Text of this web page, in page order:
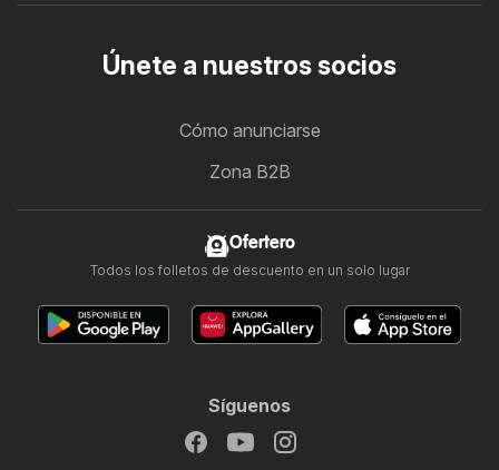
Únete a nuestros socios
Cómo anunciarse
Zona B2B
Ofertero
Todos los folletos de descuento en un solo lugar
Síguenos